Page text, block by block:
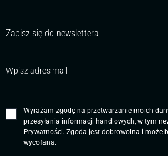
Zapisz się do newslettera
Wyrażam zgodę na przetwarzanie moich
przesyłania informacji handlowych, w tym
Prywatności. Zgoda jest dobrowolna i może
wycofana.